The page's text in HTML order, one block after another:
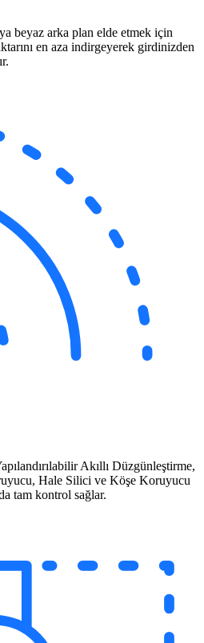
beyaz arka plan elde etmek için
en aza indirgeyerek girdinizden
Akıllı Düzgünleştirme,
Hale Silici ve Köşe Koruyucu
tam kontrol sağlar.